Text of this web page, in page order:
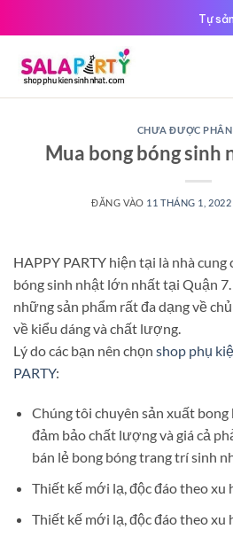
nội
dung
Đổi
CHƯA ĐƯỢC
Mua bong bóng sinh
ĐĂNG VÀO 11 THÁNG 1, 2022
HAPPY PARTY hiện tại là nhà cung
bóng sinh nhật lớn nhất tại Quận
những sản phẩm rất đa dạng về
về kiểu dáng và chất lượng.
Lý do các bạn nên chọn shop phụ
PARTY:
Chúng tôi chuyên sản xuất
đảm bảo chất lượng và giá cả
bán lẻ bong bóng trang trí sinh
Thiết kế mới lạ, độc đáo theo
Thiết kế mới lạ, độc đáo theo